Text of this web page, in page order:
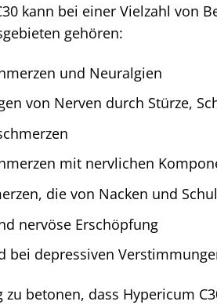
kann bei einer Vielzahl von
gehören:
und Neuralgien
von Nerven durch Stürze,
mit nervlichen
die von Nacken und
nervöse Erschöpfung
bei depressiven
zu betonen, dass Hypericum